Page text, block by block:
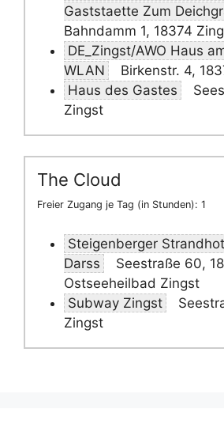
Gaststaette Zum
Bahndamm 1, 18374
DE_Zingst/AWO Haus
WLAN
Birkenstr. 4,
Haus des Gastes
Zingst
The Cloud
Freier Zugang je Tag (in Stunden): 1
Steigenberger
Darss
Seestraße 60,
Ostseeheilbad Zingst
Subway Zingst
Zingst